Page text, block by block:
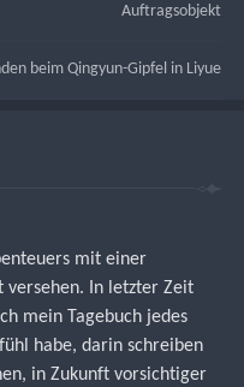
Auftragsobjekt
beim Qingyun-Gipfel in Liyue
mit einer
versehen. In letzter Zeit
mein Tagebuch jedes
habe, darin schreiben
in Zukunft vorsichtiger